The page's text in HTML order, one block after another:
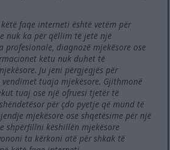
faqe interneti është vetëm për
nuk ka për qëllim të jetë një
profesionale, diagnozë mjekësore ose
këtu nuk duhet të
Ju jeni përgjegjës për
tuaja mjekësore. Gjithmonë
tuaj ose një ofruesi tjetër të
për çdo pyetje që mund të
mjekësore ose shqetësime për një
shpërfillni këshillën mjekësore
ta kërkoni atë për shkak të